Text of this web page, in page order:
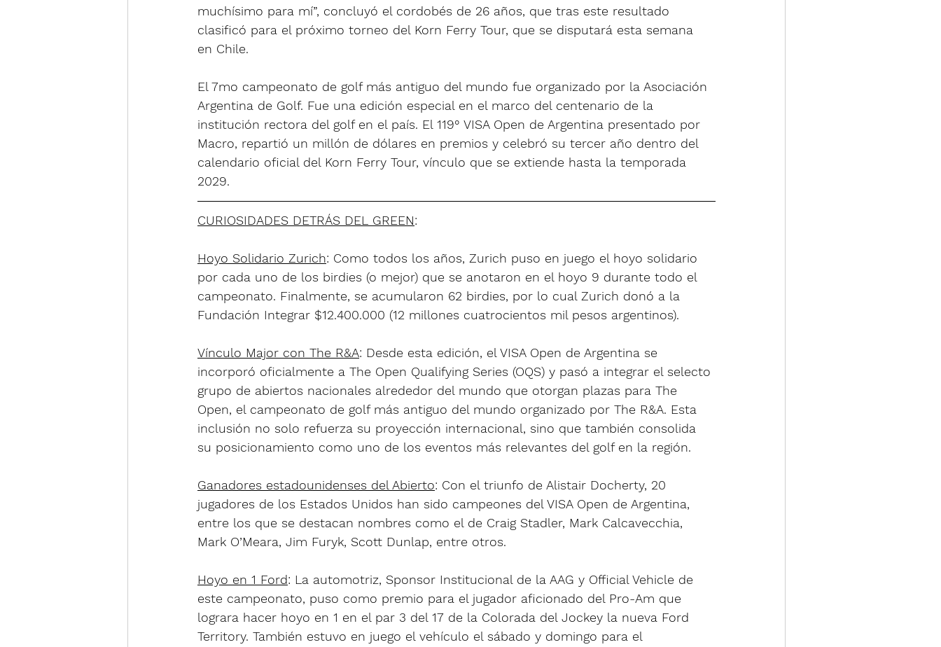
muchísimo para mí”, concluyó el cordobés de 26 años, que tras este resultado
clasificó para el próximo torneo del Korn Ferry Tour, que se disputará esta semana
en Chile.
El 7mo campeonato de golf más antiguo del mundo fue organizado por la Asociación
Argentina de Golf. Fue una edición especial en el marco del centenario de la
institución rectora del golf en el país. El 119° VISA Open de Argentina presentado por
Macro, repartió un millón de dólares en premios y celebró su tercer año dentro del
calendario oficial del Korn Ferry Tour, vínculo que se extiende hasta la temporada
2029.
CURIOSIDADES DETRÁS DEL GREEN:
Hoyo Solidario Zurich: Como todos los años, Zurich puso en juego el hoyo solidario
por cada uno de los birdies (o mejor) que se anotaron en el hoyo 9 durante todo el
campeonato. Finalmente, se acumularon 62 birdies, por lo cual Zurich donó a la
Fundación Integrar $12.400.000 (12 millones cuatrocientos mil pesos argentinos).
Vínculo Major con The R&A: Desde esta edición, el VISA Open de Argentina se
incorporó oficialmente a The Open Qualifying Series (OQS) y pasó a integrar el selecto
grupo de abiertos nacionales alrededor del mundo que otorgan plazas para The
Open, el campeonato de golf más antiguo del mundo organizado por The R&A. Esta
inclusión no solo refuerza su proyección internacional, sino que también consolida
su posicionamiento como uno de los eventos más relevantes del golf en la región.
Ganadores estadounidenses del Abierto: Con el triunfo de Alistair Docherty, 20
jugadores de los Estados Unidos han sido campeones del VISA Open de Argentina,
entre los que se destacan nombres como el de Craig Stadler, Mark Calcavecchia,
Mark O’Meara, Jim Furyk, Scott Dunlap, entre otros.
Hoyo en 1 Ford: La automotriz, Sponsor Institucional de la AAG y Official Vehicle de
este campeonato, puso como premio para el jugador aficionado del Pro-Am que
lograra hacer hoyo en 1 en el par 3 del 17 de la Colorada del Jockey la nueva Ford
Territory. También estuvo en juego el vehículo el sábado y domingo para el